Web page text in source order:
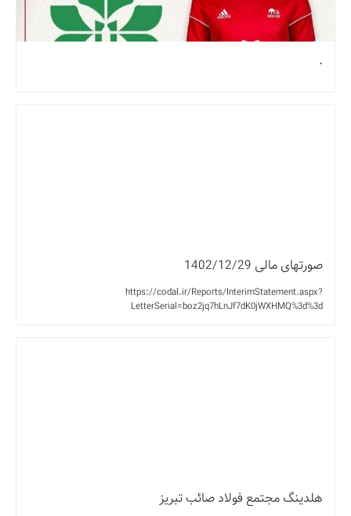
.
صورتهای مالی 1402/12/29
https://codal.ir/Reports/InterimStatement.aspx?
LetterSerial=boz2jq7hLnJf7dK0jWXHMQ%3d%3d
هلدینگ مجتمع فولاد صائب تبریز